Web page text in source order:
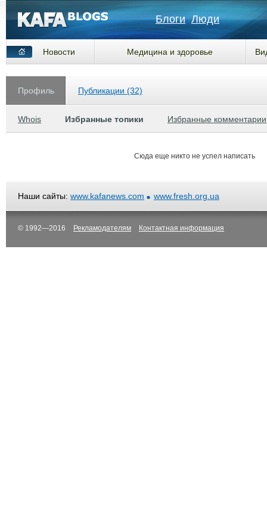
Блоги Люди
Новости Медицина и здоровье
Профиль
Whois Избранные топики Избранные комментарии
Публикации (32)
Сюда еще никто не успел написать
Наши сайты: www.kafanews.com www.fresh.org.ua
© 1992—2016 Рекламодателям Контактная информация